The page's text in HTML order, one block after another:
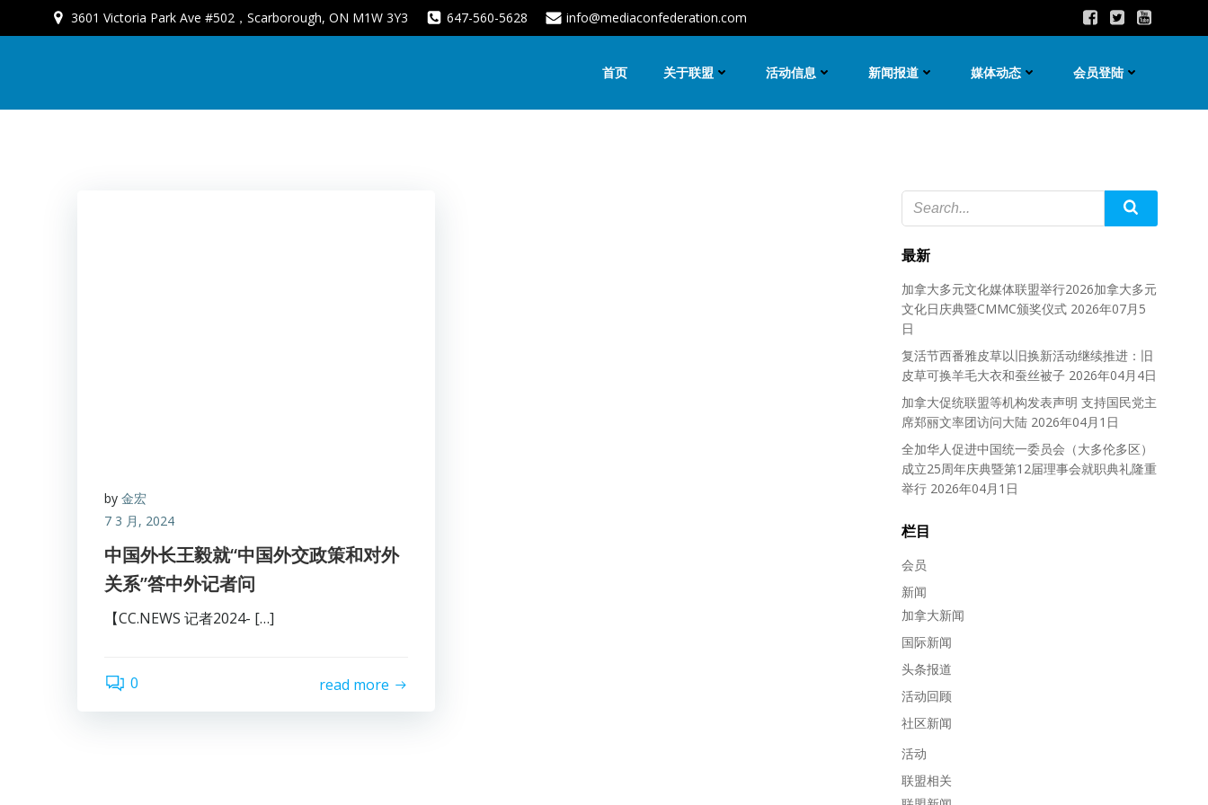
3601 Victoria Park Ave #502，Scarborough, ON M1W 3Y3 647-560-5628 info@mediaconfederation.com
首页 关于联盟 活动信息 新闻报道 媒体动态 会员登陆
by 金宏
7 3 月, 2024
中国外长王毅就“中国外交政策和对外
关系”答中外记者问
【CC.NEWS 记者2024- […]
0 read more
最新
加拿大多元文化媒体联盟举行2026加拿大多元
文化日庆典暨CMMC颁奖仪式 2026年07月5
日
复活节西番雅皮草以旧换新活动继续推进：旧
皮草可换羊毛大衣和蚕丝被子 2026年04月4日
加拿大促统联盟等机构发表声明 支持国民党主
席郑丽文率团访问大陆 2026年04月1日
全加华人促进中国统一委员会（大多伦多区）
成立25周年庆典暨第12届理事会就职典礼隆重
举行 2026年04月1日
栏目
会员
新闻
加拿大新闻
国际新闻
头条报道
活动回顾
社区新闻
活动
联盟相关